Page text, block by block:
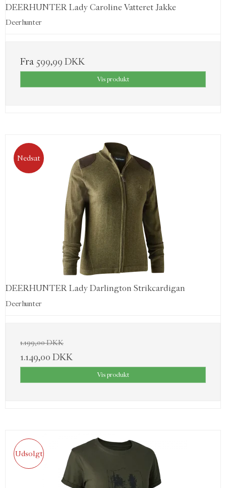
DEERHUNTER Lady Caroline Vatteret Jakke
Deerhunter
Fra 599,99 DKK
Vis produkt
Nedsat
DEERHUNTER Lady Darlington Strikcardigan
Deerhunter
1.199,00 DKK
1.149,00 DKK
Vis produkt
Udsolgt